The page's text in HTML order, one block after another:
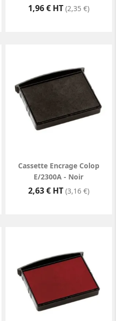
Prix
1,96 € HT (2,35 €)
Cassette Encrage Colop
E/2300A - Noir
Prix
2,63 € HT (3,16 €)